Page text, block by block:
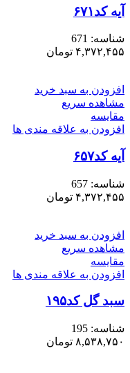
آیه کد۶۷۱
شناسه: 671
۴,۳۷۲,۴۵۵ تومان
افزودن به سبد خرید
مشاهده سریع
مقایسه
افزودن به علاقه مندی ها
آیه کد۶۵۷
شناسه: 657
۴,۳۷۲,۴۵۵ تومان
افزودن به سبد خرید
مشاهده سریع
مقایسه
افزودن به علاقه مندی ها
سبد گل کد۱۹۵
شناسه: 195
۸,۵۳۸,۷۵۰ تومان